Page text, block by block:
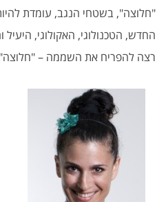
"חלוצה", בשטחי הנגב, עומדת
החדש, הטכנולוגי, האקולוגי, היעיל
רצה להפריח את השממה –